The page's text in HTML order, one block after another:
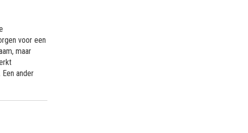
voor een
maar
ander